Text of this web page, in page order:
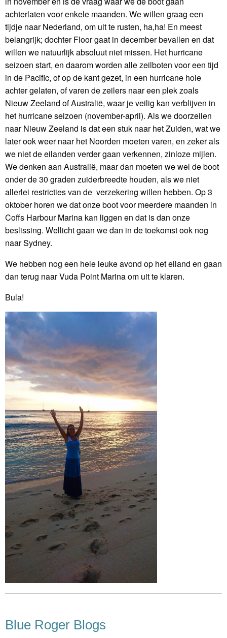
achterlaten voor enkele maanden. We willen graag een
tijdje naar Nederland, om uit te rusten, ha,ha! En meest
belangrijk; dochter Floor gaat in december bevallen en dat
willen we natuurlijk absoluut niet missen. Het hurricane
seizoen start, en daarom worden alle zeilboten voor een tijd
in de Pacific, of op de kant gezet, in een hurricane hole
achter gelaten, of varen de zeilers naar een plek zoals
Nieuw Zeeland of Australië, waar je veilig kan verblijven in
het hurricane seizoen (november-april). Als we doorzeilen
naar Nieuw Zeeland is dat een stuk naar het Zuiden, wat we
later ook weer naar het Noorden moeten varen, en zeker als
we niet de eilanden verder gaan verkennen, zinloze mijlen.
We denken aan Australië, maar dan moeten we wel de boot
onder de 30 graden zuiderbreedte houden, als we niet
allerlei restricties van de verzekering willen hebben. Op 3
oktober horen we dat onze boot voor meerdere maanden in
Coffs Harbour Marina kan liggen en dat is dan onze
beslissing. Wellicht gaan we dan in de toekomst ook nog
naar Sydney.
We hebben nog een hele leuke avond op het eiland en gaan
dan terug naar Vuda Point Marina om uit te klaren.
Bula!
Blue Roger Blogs